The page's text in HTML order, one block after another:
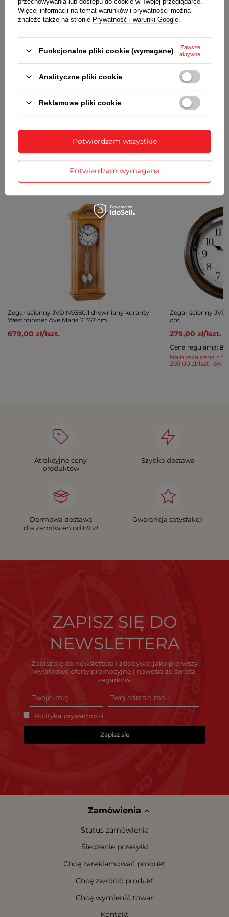
SZCZEGÓŁOWE DANE
Potrzebujesz pomocy? Masz pytania?
niezwłocznie, najciekawsze pytania i
odpowiedzi publikując dla innych.
Zadaj pytanie
ZOBACZ RÓWNIEŻ
Zegar ścienny JVD N9360.1 drewniany kuranty
Westminster Ave Maria 21*67 cm
679,00 zł/1szt.
Zegar ścienny JVD
cm
279,00 zł/1szt.
Najniższa cena z
299,00 zł/1szt.-6%
Cena regularna:
Atrakcyjne ceny
produktów
Szybka dostawa
Darmowa dostawa
dla zamówień od 69 zł
Gwarancja satysfakcji
ZAPISZ SIĘ DO
NEWSLETTERA
Zapisz się do newslettera i zdobywaj jako pierwszy
wyjątkowe oferty promocyjne i nowości ze świata
zegarków.
Polityka prywatności
Zapisz się
Zamówienia
Status zamówienia
Śledzenie przesyłki
Chcę zareklamować produkt
Chcę zwrócić produkt
Chcę wymienić towar
Kontakt
Więcej informacji na temat warunków i prywatności można
znaleźć także na stronie Prywatność i warunki Google
Funkcjonalne pliki cookie (wymagane)
Zawsze
aktywne
Analityczne pliki cookie
Reklamowe pliki cookie
Potwierdzam wymagane
Potwierdzam wszystkie